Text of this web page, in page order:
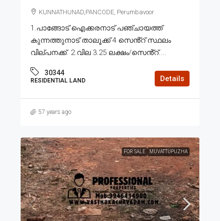
KUNNATHUNAD,PANCODE, Perumbavoor
1.പാങ്ങോട് ഐക്കരനാട് പഞ്ചായത്ത്
കുന്നത്തുനാട് താലൂക്ക് 4 സെൻ്റ് സ്ഥലം
വില്പനക്ക്. 2.വില 3.25 ലക്ഷം/സെൻ്റ്....
30344
RESIDENTIAL LAND Details
57 years ago
FOR SALE MUVATTUPUZHA